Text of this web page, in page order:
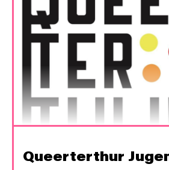
Queerterthur